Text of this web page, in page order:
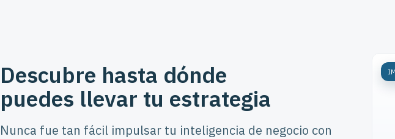
Descubre hasta dónde
puedes llevar tu estrategia
Nunca fue tan fácil impulsar tu inteligencia de negocio con